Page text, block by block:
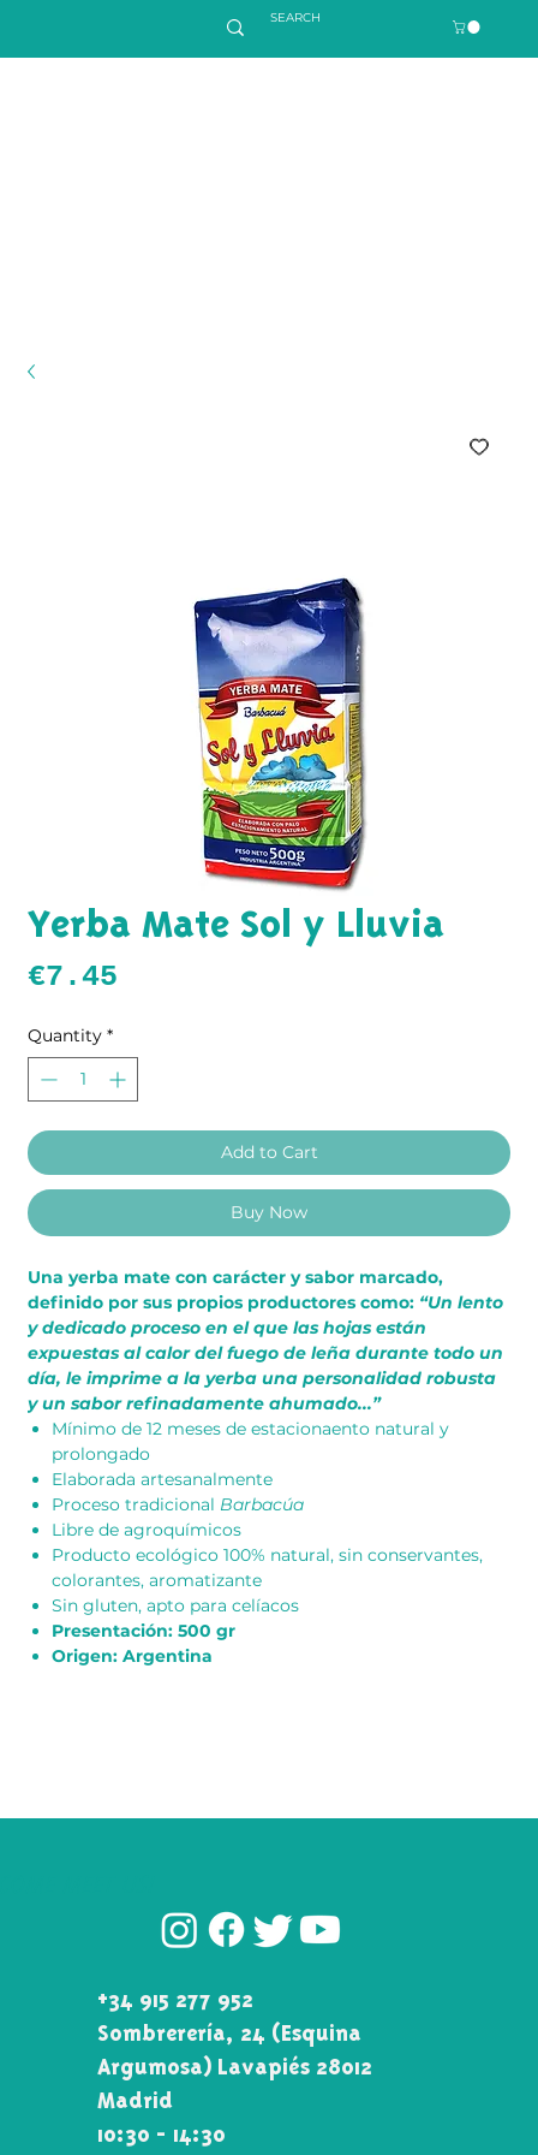
Yerba Mate Sol y Lluvia
€7.45
Quantity *
Add to Cart
Buy Now
Una yerba mate con carácter y sabor marcado,
definido por sus propios productores como: “Un lento
y dedicado proceso en el que las hojas están
expuestas al calor del fuego de leña durante todo un
día, le imprime a la yerba una personalidad robusta
y un sabor refinadamente ahumado...”
Mínimo de 12 meses de estacionaento natural y
prolongado
Elaborada artesanalmente
Proceso tradicional Barbacúa
Libre de agroquímicos
Producto ecológico 100% natural, sin conservantes,
colorantes, aromatizante
Sin gluten, apto para celíacos
Presentación: 500 gr
Origen: Argentina
+34 915 277 952
Sombrerería, 24 (Esquina\
Argumosa) Lavapiés 28012
Madrid
10:30 - 14:30